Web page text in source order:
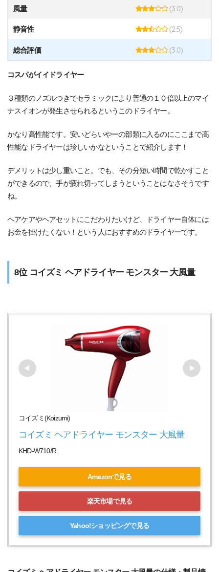
風量 (3.0)
静音性 (2.5)
総合評価 (3.0)
コスパがイイドライヤー
３種類のノズルつきでセラミックにより普通の１０倍以上のマイ
ナスイオンが発生させられるというこのドライヤー。
かなり高性能です。安いどらいやーの部類に入るのにここまで高
性能なドライヤーは珍しいかなということで紹介します！
デメリットは少し重いこと。でも、その分短い時間で乾かすこと
ができるので、手が疲れ切ってしまうということはなさそうです
ね。
ヘアケアやヘアセットにこだわりたいけど、ドライヤー自体には
お金を掛けたくない！という人におすすめのドライヤーです。
8位 コイズミ ヘアドライヤー モンスター 大風量
コイズミ(Koizumi)
コイズミ ヘアドライヤー モンスター 大風量
KHD-W710/R
Amazonで見る
楽天市場で見る
Yahoo!ショッピングで見る